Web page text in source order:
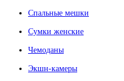
Спальные мешки
Сумки женские
Чемоданы
Экшн-камеры